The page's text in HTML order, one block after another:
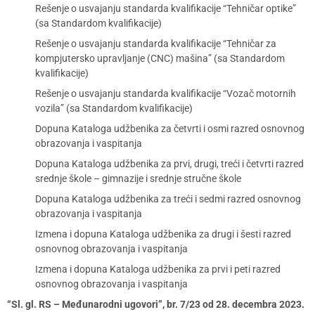
Rešenje o usvajanju standarda kvalifikacije “Tehničar optike”
(sa Standardom kvalifikacije)
Rešenje o usvajanju standarda kvalifikacije “Tehničar za
kompjutersko upravljanje (CNC) mašina” (sa Standardom
kvalifikacije)
Rešenje o usvajanju standarda kvalifikacije “Vozač motornih
vozila” (sa Standardom kvalifikacije)
Dopuna Kataloga udžbenika za četvrti i osmi razred osnovnog
obrazovanja i vaspitanja
Dopuna Kataloga udžbenika za prvi, drugi, treći i četvrti razred
srednje škole – gimnazije i srednje stručne škole
Dopuna Kataloga udžbenika za treći i sedmi razred osnovnog
obrazovanja i vaspitanja
Izmena i dopuna Kataloga udžbenika za drugi i šesti razred
osnovnog obrazovanja i vaspitanja
Izmena i dopuna Kataloga udžbenika za prvi i peti razred
osnovnog obrazovanja i vaspitanja
“Sl. gl. RS – Međunarodni ugovori”, br. 7/23 od 28. decembra 2023.